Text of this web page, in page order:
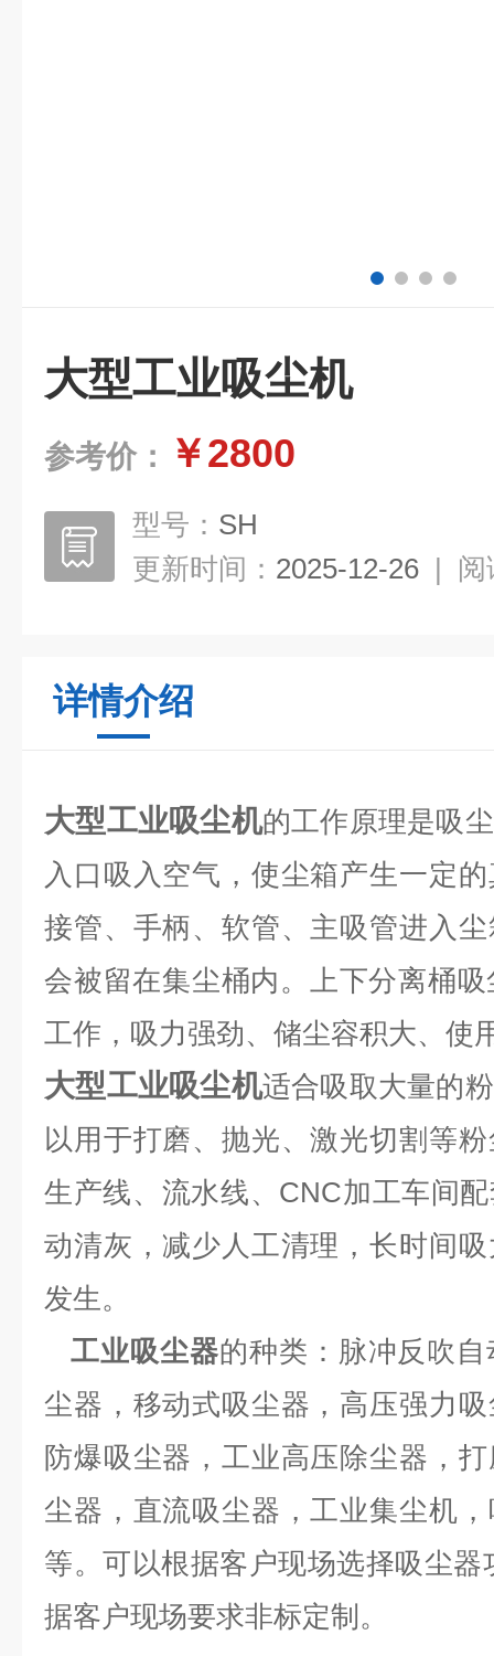
大型工业吸尘机
参考价： ￥2800
型号： SH
更新时间： 2025-12-26 | 阅
详情介绍
大型工业吸尘机的工作原理是吸
入口吸入空气，使尘箱产生一定
接管、手柄、软管、主吸管进入
会被留在集尘桶内。上下分离桶
工作，吸力强劲、储尘容积大、使
大型工业吸尘机适合吸取大量的
以用于打磨、抛光、激光切割等
生产线、流水线、CNC加工车间
动清灰，减少人工清理，长时间
发生。
工业吸尘器的种类：脉冲反吹
尘器，移动式吸尘器，高压强力
防爆吸尘器，工业高压除尘器，
尘器，直流吸尘器，工业集尘机
等。可以根据客户现场选择吸尘
据客户现场要求非标定制。